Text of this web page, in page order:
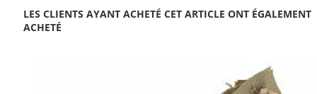
LES CLIENTS AYANT ACHETÉ CET ARTICLE ONT ÉGALEMENT
ACHETÉ